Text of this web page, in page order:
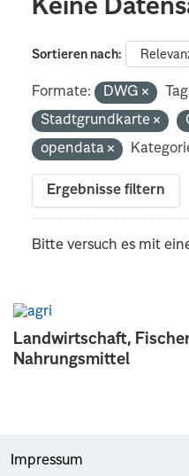
Landwirtschaft,
Nahrungsmittel
Keine
Sortieren nach
Formate: DWG
Stadtgrundkarte
opendata
Ergebnisse filtern
Bitte versuch es mit
Impressum